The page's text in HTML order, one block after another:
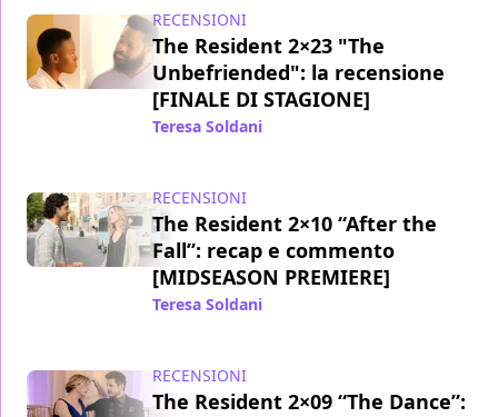
RECENSIONI
The Resident 2×23 "The
Unbefriended": la recensione
[FINALE DI STAGIONE]
Teresa Soldani
RECENSIONI
The Resident 2×10 “After the
Fall”: recap e commento
[MIDSEASON PREMIERE]
Teresa Soldani
RECENSIONI
The Resident 2×09 “The Dance”: